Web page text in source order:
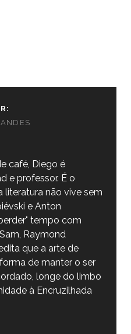
café, Diego é
e professor. É o
literatura não vive sem
e Anton
tempo com
Raymond
que a arte de
de manter o ser
longe do limbo
à Encruzilhada